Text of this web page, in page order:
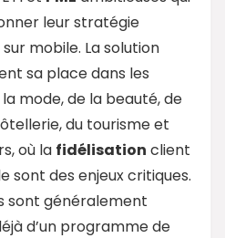
leur stratégie
mobile. La solution
sa place dans les
mode, de la beauté, de
du tourisme et
où la fidélisation client
sont des enjeux critiques.
sont généralement
d’un programme de